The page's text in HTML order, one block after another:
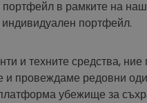
в рамките на
портфейл.
и техните средства, ние
провеждаме редовни
убежище за